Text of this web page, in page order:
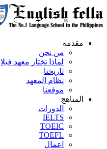
مقدمة
من نحن
لماذا تختار معهد فيلا
تاريخنا
نظام المعهد
موقعنا
المناهج
الدورات
IELTS
TOEIC
TOEFL
اعمال